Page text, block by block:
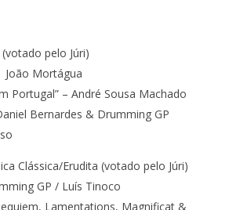
pelo Júri)
João Mortágua
Portugal” – André Sousa Machado
Bernardes & Drumming GP
Clássica/Erudita (votado pelo Júri)
GP / Luís Tinoco
Lamentations, Magnificat &